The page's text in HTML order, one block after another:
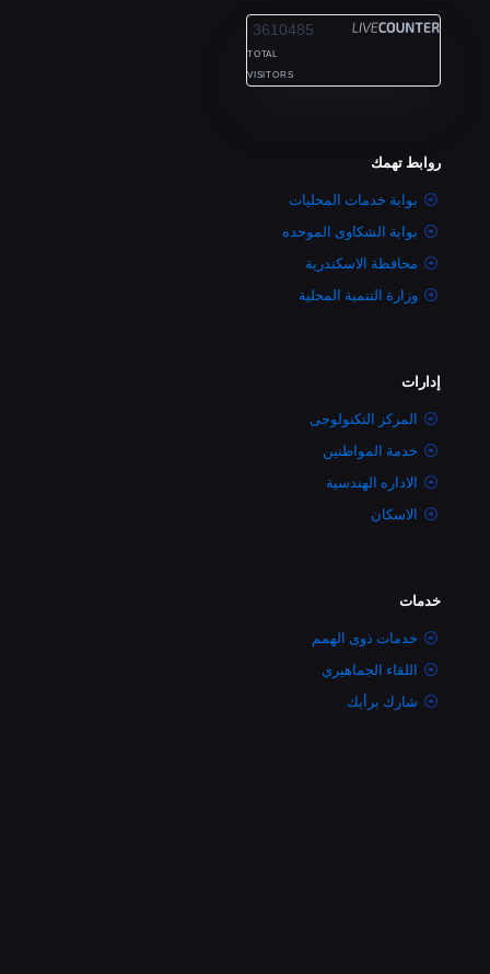
3610485
TOTAL
VISITORS
روابط تهمك
بوابة خدمات المحليات
بوابة الشكاوى الموحده
محافظة الاسكندرية
وزارة التنمية المحلية
إدارات
المركز التكنولوجى
خدمة المواطنين
الاداره الهندسية
الاسكان
خدمات
خدمات ذوى الهمم
اللقاء الجماهيري
شارك برأيك